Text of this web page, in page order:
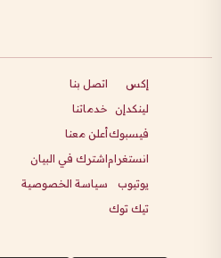
إكس
لينكدإن
فيسبوك
انستغرام
يوتيوب
تيك توك
اتصل بنا
خدماتنا
أعلن معنا
اشترك في البيان
سياسة الخصوصية